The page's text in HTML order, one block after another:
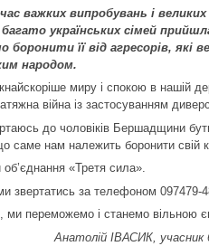
важких випробувань і великих
українських сімей
її від агресорів, які
народом.
миру і спокою в нашій
війна із застосуванням
до чоловіків Бершадщини
саме нам належить боронити свій
«Третя cила».
звертатись за телефоном 097479-
ми переможемо і станемо вільною
Анатолій ІВАСИК, учасник